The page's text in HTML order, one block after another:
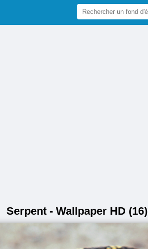
Serpent - Wallpaper HD (16)